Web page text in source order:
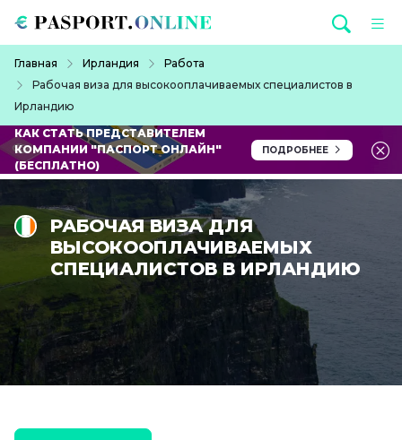
Главная Ирландия
Работа
Рабочая виза для высокооплачиваемых специалистов в
Ирландию
КАК СТАТЬ ПРЕДСТАВИТЕЛЕМ
КОМПАНИИ "ПАСПОРТ ОНЛАЙН"
(БЕСПЛАТНО)
ПОДРОБНЕЕ
РАБОЧАЯ ВИЗА ДЛЯ
ВЫСОКООПЛАЧИВАЕМЫХ
СПЕЦИАЛИСТОВ В ИРЛАНДИЮ